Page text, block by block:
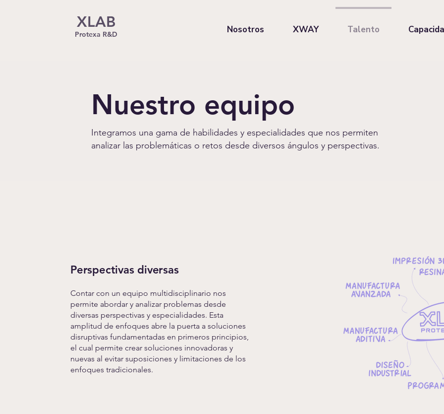
XLAB
Protexa R&D Nosotros XWAY Talento
Nuestro equipo
Integramos una gama de habilidades y especialidades que nos permiten
analizar las problemáticas o retos desde diversos ángulos y perspectivas.
Perspectivas diversas
Contar con un equipo multidisciplinario nos
permite abordar y analizar problemas desde
diversas perspectivas y especialidades. Esta
amplitud de enfoques abre la puerta a soluciones
disruptivas fundamentadas en primeros principios,
el cual permite crear soluciones innovadoras y
nuevas al evitar suposiciones y limitaciones de los
enfoques tradicionales.